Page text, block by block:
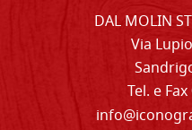
DAL MOLIN
Via
Tel. e